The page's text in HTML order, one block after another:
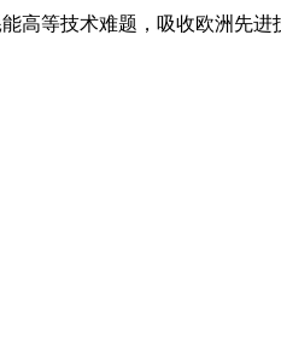
高等技术难题，吸收欧洲先